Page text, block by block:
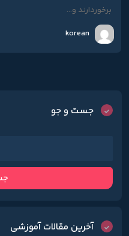
برخوردارند و...
korean
جست و جو
آخرین مقالات آموزشی